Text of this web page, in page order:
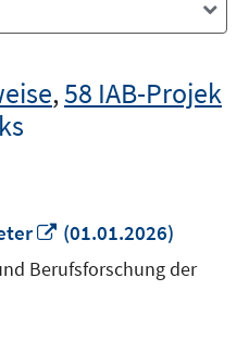
,58 IAB-Projek
In
neuem
Fenster
(01.01.2026)
Berufsforschung der